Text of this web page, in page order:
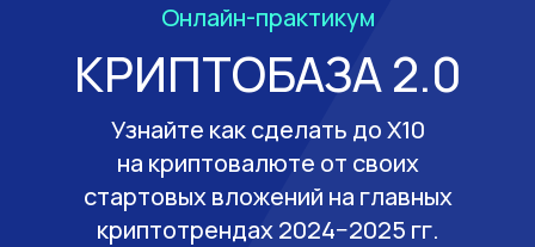
Узнайте как сделать до X10
на криптовалюте от своих
стартовых вложений на главных
криптотрендах 2024−2025 гг.
КРИПТОБАЗА 2.0
Онлайн-практикум